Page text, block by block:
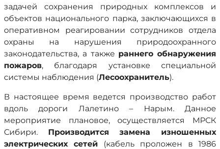
задачей сохранения природных комплексов и
объектов национального парка, заключающихся в
оперативном реагировании сотрудников отдела
охраны на нарушения природоохранного
законодательства, а также раннего обнаружения
пожаров, благодаря установке специальной
системы наблюдения (Лесоохранитель).
В настоящее время ведется производство работ
вдоль дороги Лалетино – Нарым. Данное
мероприятие плановое, осуществляется МРСК
Сибири. Производится замена изношенных
электрических сетей (кабель проложен в 1986